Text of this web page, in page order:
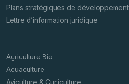
Plans stratégiques de développement
Lettre d’information juridique
Agriculture Bio
Aquaculture
Aviculture & Cuniculture